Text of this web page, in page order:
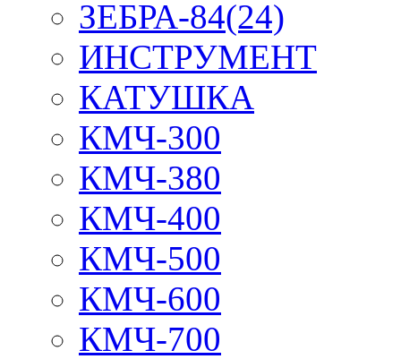
ЗЕБРА-84(24)
ИНСТРУМЕНТ
КАТУШКА
КМЧ-300
КМЧ-380
КМЧ-400
КМЧ-500
КМЧ-600
КМЧ-700